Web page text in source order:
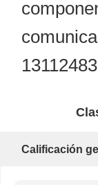
Calificación